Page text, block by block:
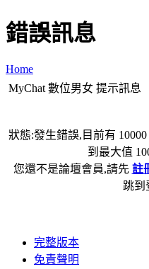
錯誤訊息
Home
MyChat 數位男女 提示訊息
狀態:發生錯誤,目前有
到最大值
您還不是論壇會員,請先 註
跳到
完整版本
免責聲明